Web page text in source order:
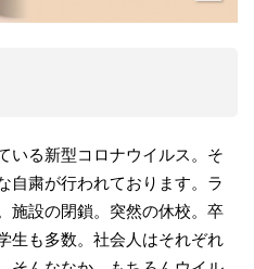
いる新型コロナウイルス。そ
自粛が行われております。ラ
施設の閉鎖。突然の休校。卒
生も多数。社会人はそれぞれ